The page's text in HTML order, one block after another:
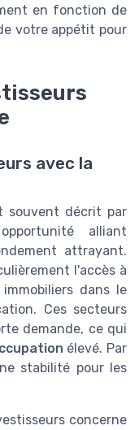
en fonction de
votre appétit pour
avec la
souvent décrit par
alliant
attrayant.
l'accès à
dans le
Ces secteurs
demande, ce qui
élevé. Par
stabilité pour les
concerne